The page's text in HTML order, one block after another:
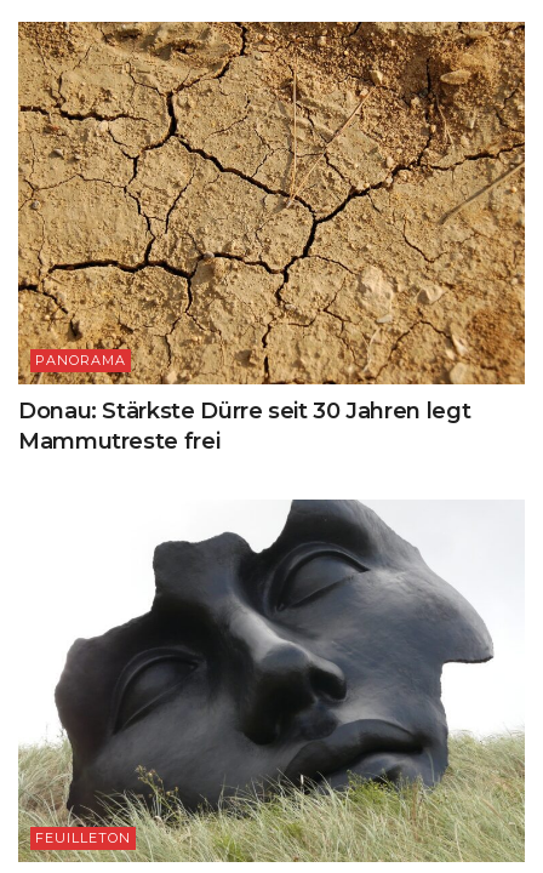
PANORAMA
Donau: Stärkste Dürre seit 30 Jahren legt
Mammutreste frei
FEUILLETON